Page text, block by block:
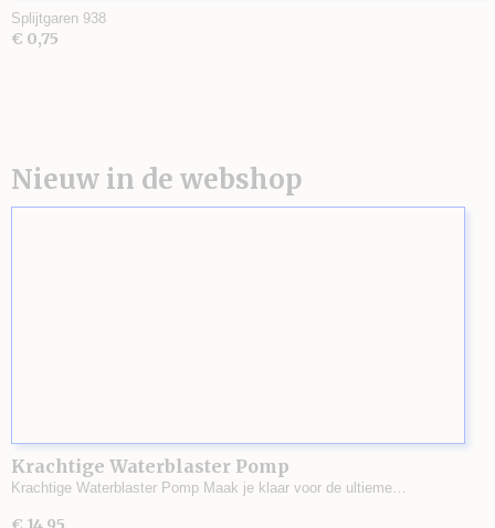
Splijtgaren 938
€ 0,75
Nieuw in de webshop
Krachtige Waterblaster Pomp
Krachtige Waterblaster Pomp Maak je klaar voor de ultieme…